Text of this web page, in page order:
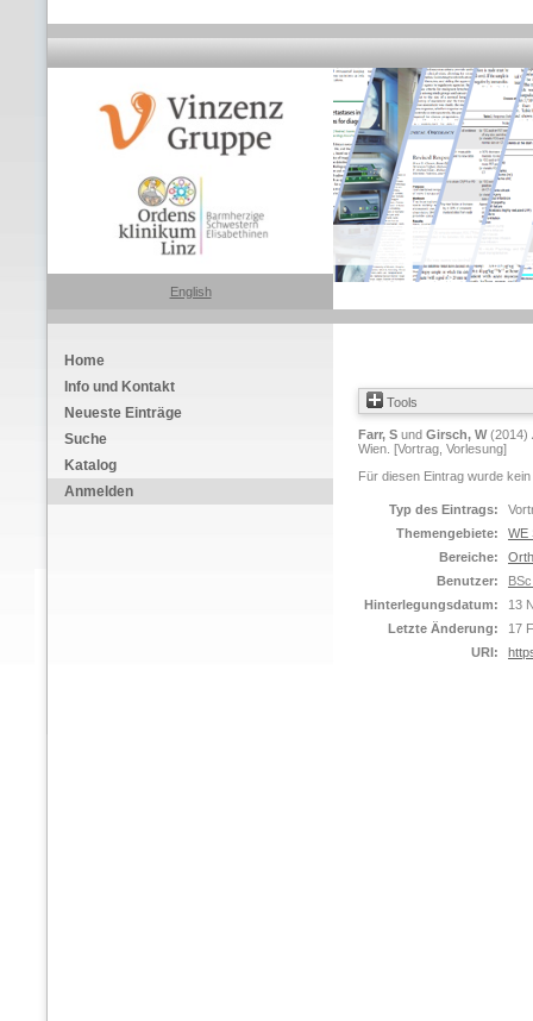
English
Home
Info und Kontakt
Neueste Einträge
Suche
Katalog
Anmelden
Tools
Farr, S und Girsch, W(2014)
Wien. [Vortrag, Vorlesung]
Für diesen Eintrag wurde
Typ des Eintrags:
Themengebiete:
WE
Bereiche:
Benutzer:
Hinterlegungsdatum:
13
Letzte Änderung:
17
URI: